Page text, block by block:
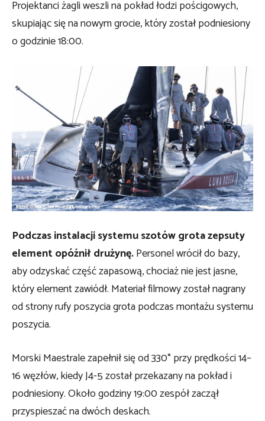
Projektanci żagli weszli na pokład łodzi pościgowych,
skupiając się na nowym grocie, który został podniesiony
o godzinie 18:00.
Podczas instalacji systemu szotów grota zepsuty
element opóźnił drużynę.Personel wrócił do bazy,
aby odzyskać część zapasową, chociaż nie jest jasne,
który element zawiódł. Materiał filmowy został nagrany
od strony rufy poszycia grota podczas montażu systemu
poszycia.
Morski Maestrale zapełnił się od 330° przy prędkości 14–
16 węzłów, kiedy J4-5 został przekazany na pokład i
podniesiony. Około godziny 19:00 zespół zaczął
przyspieszać na dwóch deskach.